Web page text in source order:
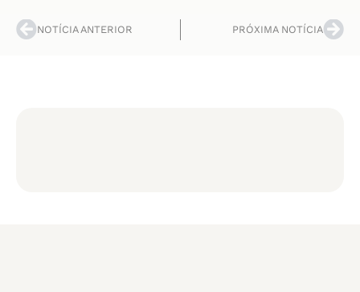
NOTÍCIA ANTERIOR PRÓXIMA NOTÍCIA